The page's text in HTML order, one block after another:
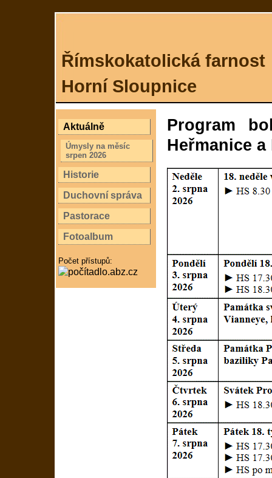
Římskokatolická farnost
Horní Sloupnice
Aktuálně
Úmysly na měsíc
srpen 2026
Historie
Duchovní správa
Pastorace
Fotoalbum
Počet přístupů:
Program
Heřmanice